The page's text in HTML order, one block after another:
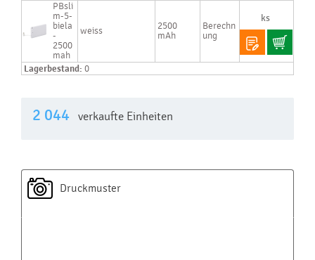
PBsli
m-5-
biela
-
2500
mah
weiss
2500
mAh
Berechn
ung
Lagerbestand: 0
2 044 verkaufte Einheiten
Druckmuster